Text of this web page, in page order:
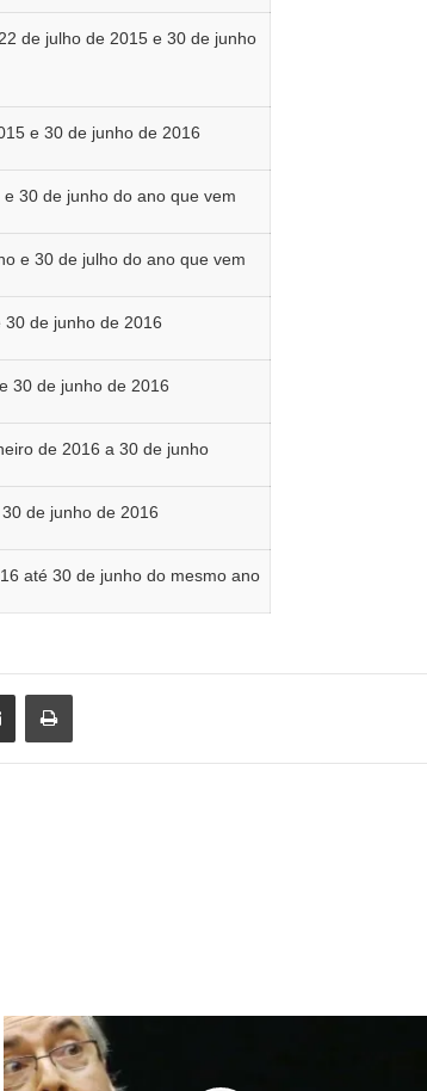
de julho de 2015 e 30 de junho
e 30 de junho de 2016
30 de junho do ano que vem
e 30 de julho do ano que vem
de junho de 2016
30 de junho de 2016
de 2016 a 30 de junho
de junho de 2016
até 30 de junho do mesmo ano
Compartilhar via e-mail Imprimir